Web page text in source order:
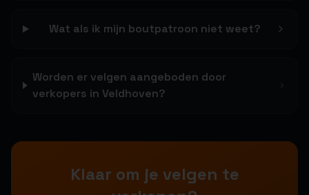
Wat als ik mijn boutpatroon niet weet?
Worden er velgen aangeboden door
verkopers in Veldhoven?
Klaar om je velgen te